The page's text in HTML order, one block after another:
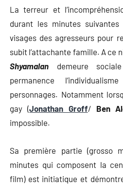
La terreur et
durant les minutes
visages des agresseurs pour
subit l’attachante famille. A ce
Shyamalan
demeure
permanence
personnages. Notamment
gay (Jonathan Groff/ Ben
impossible.
Sa première partie (grosso
minutes qui composent la
film) est initiatique et